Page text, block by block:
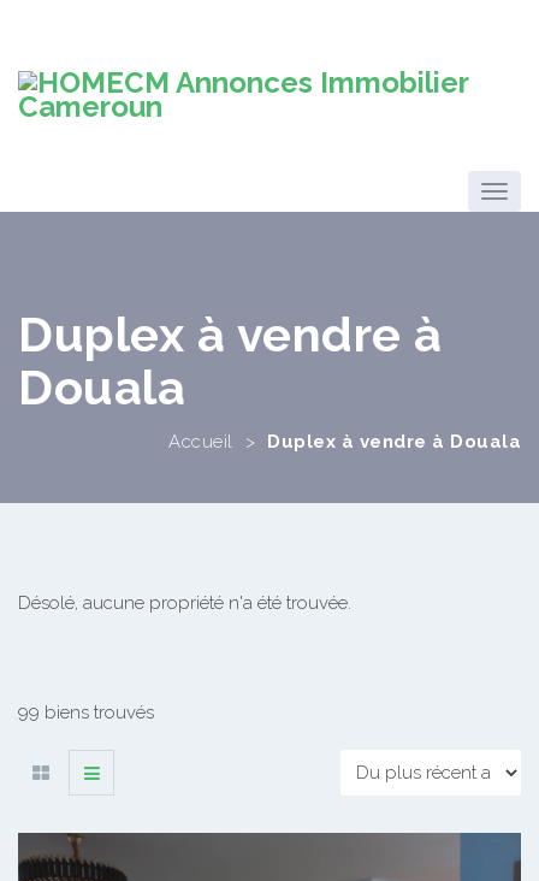
Duplex à vendre à
Douala
Accueil > Duplex à vendre à Douala
Désolé, aucune propriété n'a été trouvée.
99 biens trouvés